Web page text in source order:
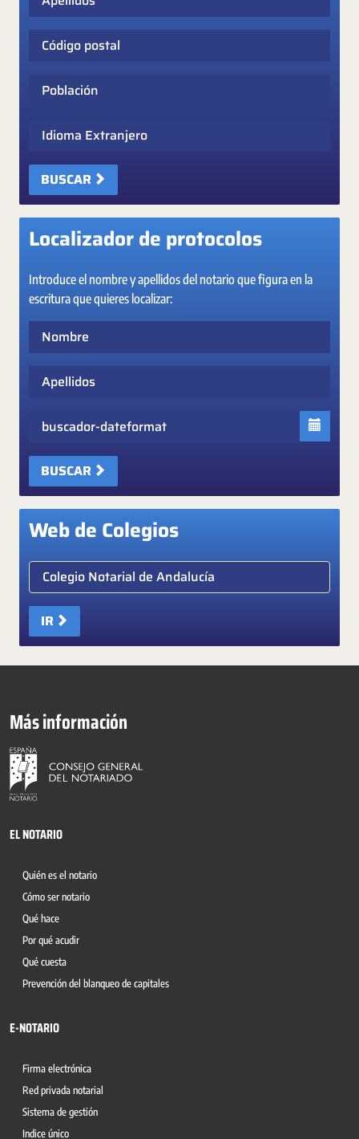
Código postal
Población
Idioma Extranjero
BUSCAR
Localizador de protocolos
Introduce el nombre y apellidos del notario que figura en la
escritura que quieres localizar:
Apellidos
Fecha
BUSCAR
Web de Colegios
Elige colegio notarial
IR
Más información
EL NOTARIO
Quién es el notario
Cómo ser notario
Qué hace
Por qué acudir
Qué cuesta
Prevención del blanqueo de capitales
E-NOTARIO
Firma electrónica
Red privada notarial
Sistema de gestión
Indice único